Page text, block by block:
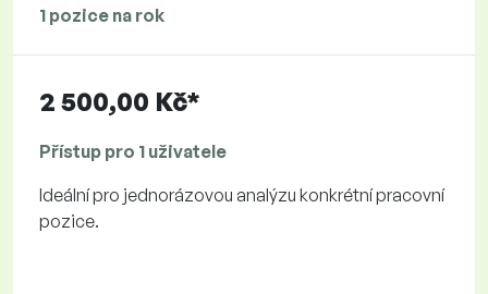
1 pozice na rok
2 500,00 Kč*
Přístup pro 1 uživatele
Ideální pro jednorázovou analýzu konkrétní pracovní
pozice.